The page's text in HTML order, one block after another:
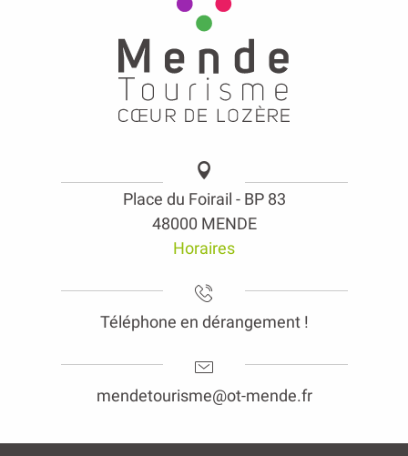
Place du Foirail - BP 83
48000 MENDE
Horaires
Téléphone en dérangement !
mendetourisme@ot-mende.fr